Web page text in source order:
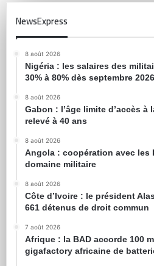
NewsExpress
8 août 2026
Nigéria : les salaires des
30% à 80% dès septembre 2026
8 août 2026
Gabon : l’âge limite d’accès
relevé à 40 ans
8 août 2026
Angola : coopération avec les
domaine militaire
8 août 2026
Côte d’Ivoire : le président
661 détenus de droit commun
7 août 2026
Afrique : la BAD accorde 100
gigafactory africaine de